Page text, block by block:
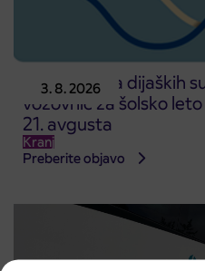
3. 8. 2026
Predprodaja dijaških
vozovnic za šolsko
21. avgusta
Kranj
Preberite objavo